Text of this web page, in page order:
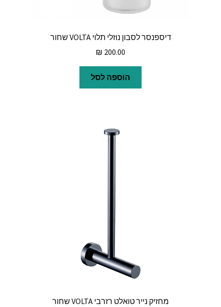
דיספנסר לסבון נוזלי תלוי VOLTA שחור
₪ 200.00
הוספה לסל
מחזיק נייר טואלט רזרבי VOLTA שחור